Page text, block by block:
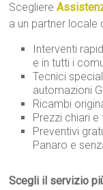
Scegliere
a un partner locale
Interventi
e in tutti i
Tecnici
automazioni
Ricambi
Prezzi chiari
Preventivi
Panaro e
Scegli il servizio